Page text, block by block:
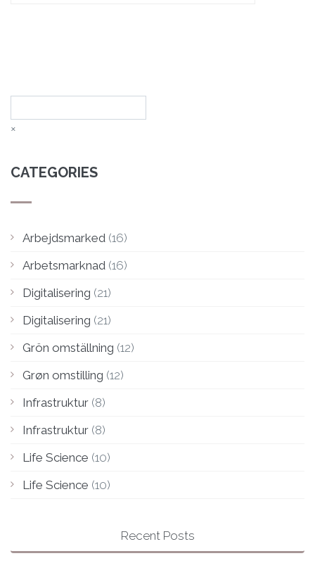
×
CATEGORIES
Arbejdsmarked (16)
Arbetsmarknad (16)
Digitalisering (21)
Digitalisering (21)
Grön omställning (12)
Grøn omstilling (12)
Infrastruktur (8)
Infrastruktur (8)
Life Science (10)
Life Science (10)
Recent Posts